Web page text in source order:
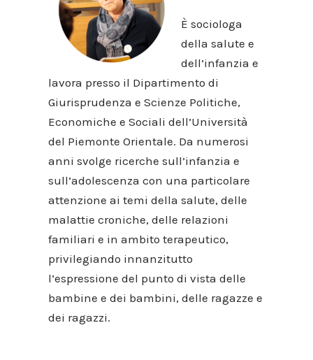
È sociologa
della salute e
dell’infanzia e
lavora presso il Dipartimento di
Giurisprudenza e Scienze Politiche,
Economiche e Sociali dell’Università
del Piemonte Orientale. Da numerosi
anni svolge ricerche sull’infanzia e
sull’adolescenza con una particolare
attenzione ai temi della salute, delle
malattie croniche, delle relazioni
familiari e in ambito terapeutico,
privilegiando innanzitutto
l’espressione del punto di vista delle
bambine e dei bambini, delle ragazze e
dei ragazzi.